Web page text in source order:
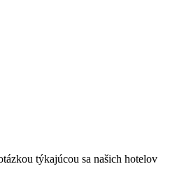
týkajúcou sa našich hotelov